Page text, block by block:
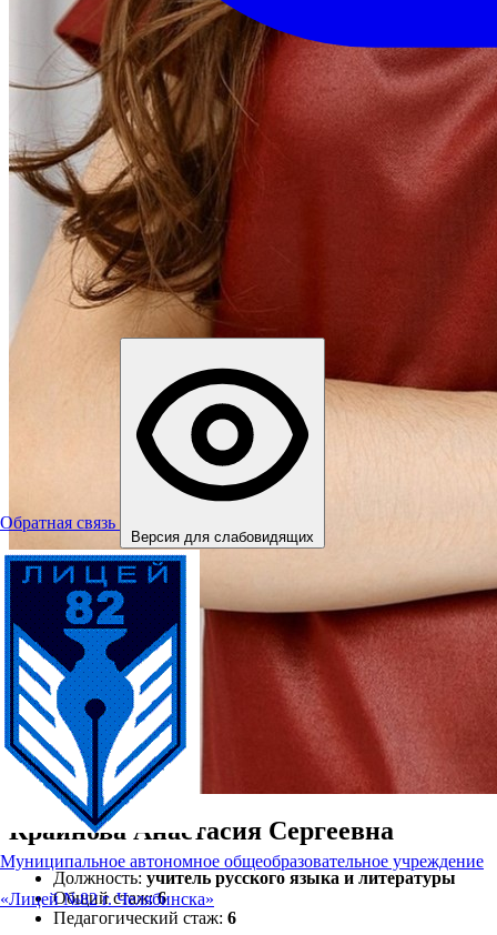
Обратная связь
Версия для слабовидящих
Муниципальное автономное общеобразовательное учреждение
«Лицей №82 г. Челябинска»
Крайнова Анастасия Сергеевна
Должность: учитель русского языка и литературы
Общий стаж:6
Педагогический стаж: 6